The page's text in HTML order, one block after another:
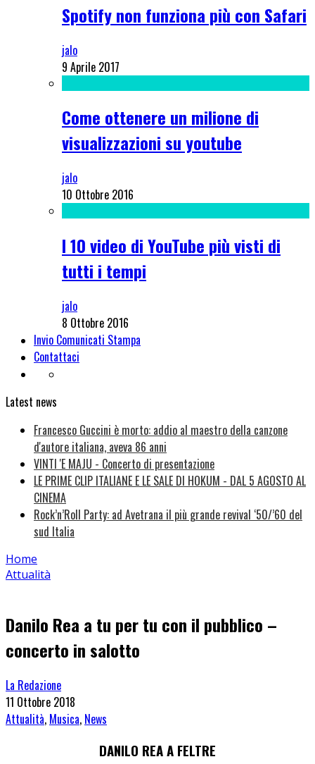
Spotify non funziona più con Safari
jalo
9 Aprile 2017
Come ottenere un milione di
visualizzazioni su youtube
jalo
10 Ottobre 2016
I 10 video di YouTube più visti di
tutti i tempi
jalo
8 Ottobre 2016
Invio Comunicati Stampa
Contattaci
Latest news
Francesco Guccini è morto: addio al maestro della canzone
d'autore italiana, aveva 86 anni
VINTI 'E MAJU - Concerto di presentazione
LE PRIME CLIP ITALIANE E LE SALE DI HOKUM - DAL 5 AGOSTO AL
CINEMA
Rock’n’Roll Party: ad Avetrana il più grande revival ‘50/’60 del
sud Italia
Home
Attualità
Danilo Rea a tu per tu con il pubblico –
concerto in salotto
La Redazione
11 Ottobre 2018
Attualità, Musica, News
DANILO REA A FELTRE